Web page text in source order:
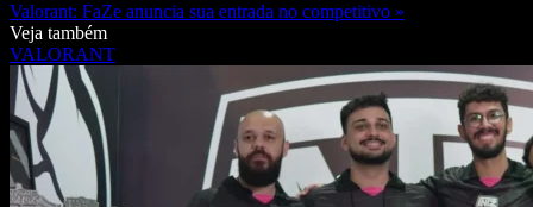
Valorant: FaZe anuncia sua entrada no competitivo »
Veja também
VALORANT